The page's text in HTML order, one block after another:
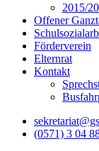
2015/
Offener
Förderverein
Elternrat
Kontakt
(0571) 3 04